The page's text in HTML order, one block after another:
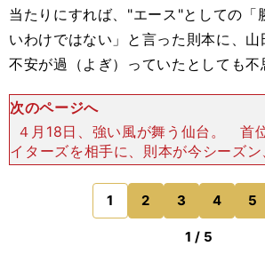
当たりにすれば、"エース"としての「
いわけではない」と言った則本に、
不安が過（よぎ）っていたとしても不
次のページへ
４月18日、強い風が舞う仙台。 首
イターズを相手に、則本が今シーズン
ウンドに上がった。「いろんな方向
た」（則本）というやっかいな風が、
邪魔をする。初
1 2 3 4 5
のページへ
1 / 5